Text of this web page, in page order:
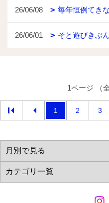
26/06/08 毎年恒例てきな
26/06/01 そと遊びきぶん
1ページ （
1 2 3